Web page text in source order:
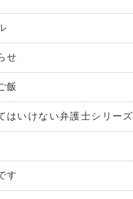
せ
飯
はいけない弁護士シリーズ
す